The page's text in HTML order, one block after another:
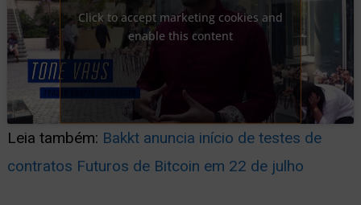
Click to accept marketing cookies and
enable this content
Leia também: Bakkt anuncia início de testes de
contratos Futuros de Bitcoin em 22 de julho